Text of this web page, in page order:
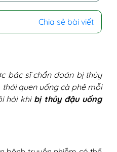
được cà phê khi bị
bệnh thủy đậu khi điều
Chia sẻ bài viết
bác sĩ chẩn đoán bị thủy
quen uống cà phê mỗi
hỏi khibị thủy đậu uống